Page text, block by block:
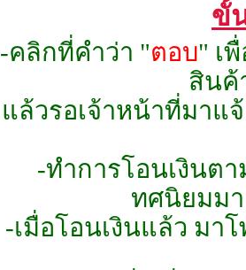
ขั้
-คลิกที่คำว่า "ตอบ" เ
สินค้
แล้วรอเจ้าหน้าที่มาแ
-ทำการโอนเงินต
ทศนิยมมา
-เมื่อโอนเงินแล้ว มา